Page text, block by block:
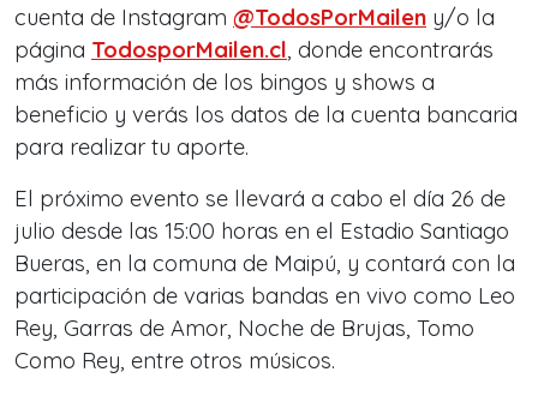
cuenta de Instagram @TodosPorMailen y/o la
página TodosporMailen.cl, donde encontrarás
más información de los bingos y shows a
beneficio y verás los datos de la cuenta bancaria
para realizar tu aporte.
El próximo evento se llevará a cabo el día 26 de
julio desde las 15:00 horas en el Estadio Santiago
Bueras, en la comuna de Maipú, y contará con la
participación de varias bandas en vivo como Leo
Rey, Garras de Amor, Noche de Brujas, Tomo
Como Rey, entre otros músicos.